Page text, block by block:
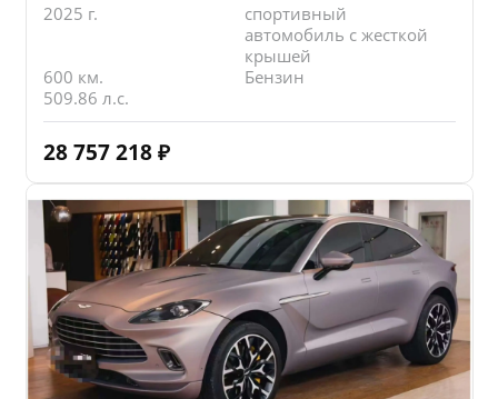
2025 г.
спортивный
автомобиль с жесткой
крышей
600 км.
Бензин
509.86 л.с.
28 757 218 ₽